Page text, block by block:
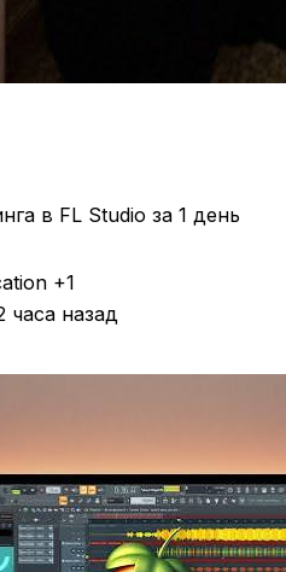
в FL Studio за 1 день
+1
часа назад